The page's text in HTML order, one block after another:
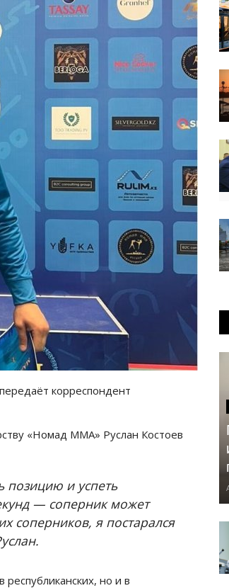
корреспондент
«Номад ММА» Руслан Костоев
позицию и успеть
— соперник может
соперников, я постарался
но и в